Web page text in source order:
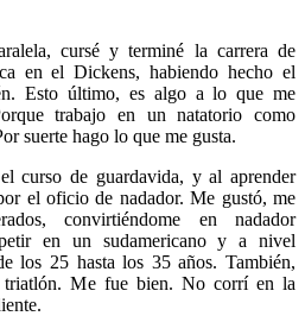
cursé y terminé la carrera de
en el Dickens, habiendo hecho el
Esto último, es algo a lo que me
trabajo en un natatorio como
suerte hago lo que me gusta.
curso de guardavida, y al aprender
el oficio de nadador. Me gustó, me
convirtiéndome en nadador
en un sudamericano y a nivel
los 25 hasta los 35 años. También,
Me fue bien. No corrí en la